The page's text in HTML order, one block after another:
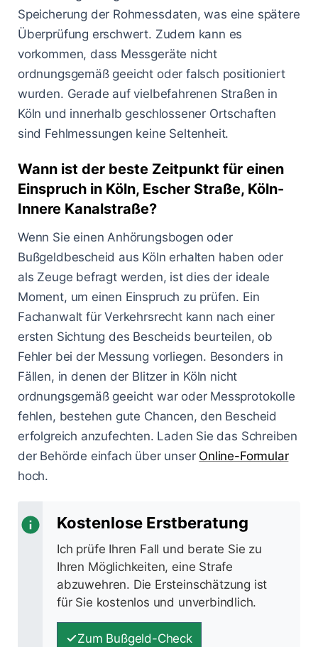
Speicherung der Rohmessdaten, was eine spätere
Überprüfung erschwert. Zudem kann es
vorkommen, dass Messgeräte nicht
ordnungsgemäß geeicht oder falsch positioniert
wurden. Gerade auf vielbefahrenen Straßen in
Köln und innerhalb geschlossener Ortschaften
sind Fehlmessungen keine Seltenheit.
Wann ist der beste Zeitpunkt für einen
Einspruch in Köln, Escher Straße, Köln-
Innere Kanalstraße?
Wenn Sie einen Anhörungsbogen oder
Bußgeldbescheid aus Köln erhalten haben oder
als Zeuge befragt werden, ist dies der ideale
Moment, um einen Einspruch zu prüfen. Ein
Fachanwalt für Verkehrsrecht kann nach einer
ersten Sichtung des Bescheids beurteilen, ob
Fehler bei der Messung vorliegen. Besonders in
Fällen, in denen der Blitzer in Köln nicht
ordnungsgemäß geeicht war oder Messprotokolle
fehlen, bestehen gute Chancen, den Bescheid
erfolgreich anzufechten. Laden Sie das Schreiben
der Behörde einfach über unser Online-Formular
hoch.
Kostenlose Erstberatung
Ich prüfe Ihren Fall und berate Sie zu
Ihren Möglichkeiten, eine Strafe
abzuwehren. Die Ersteinschätzung ist
für Sie kostenlos und unverbindlich.
Zum Bußgeld-Check